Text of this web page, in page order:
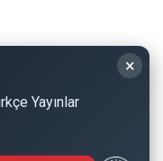
Hakkı Saklıdır.
istifadesi için
şartıyla, izin
gibi alıp istifade
×
Yayınlar